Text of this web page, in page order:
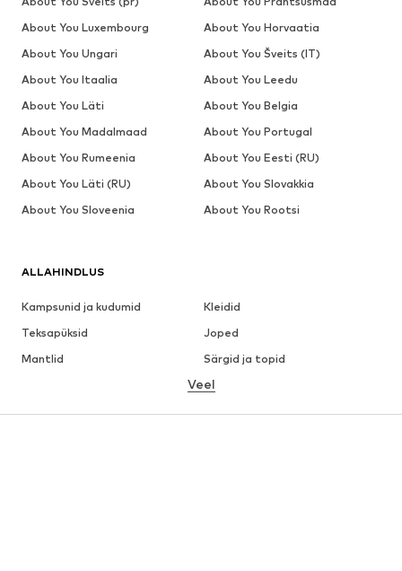
ALLAHINDLUS
Kampsunid ja kudumid
Kleidid
Teksapüksid
Joped
Mantlid
Särgid ja topid
Pesu
Seelikud
Pluusid ja tuunikad
Veel
About You Luxembourg
About You Horvaatia
About You Ungari
About You Šveits (IT)
About You Itaalia
About You Leedu
About You Läti
About You Belgia
About You Madalmaad
About You Portugal
About You Rumeenia
About You Eesti (RU)
About You Läti (RU)
About You Slovakkia
About You Sloveenia
About You Rootsi